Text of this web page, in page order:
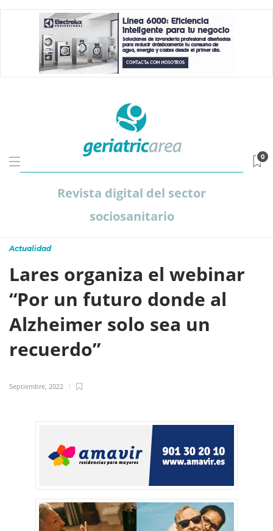
Revista digital del sector
sociosanitario
0
Actualidad
Lares organiza el webinar
“Por un futuro donde al
Alzheimer solo sea un
recuerdo”
Septiembre, 2022